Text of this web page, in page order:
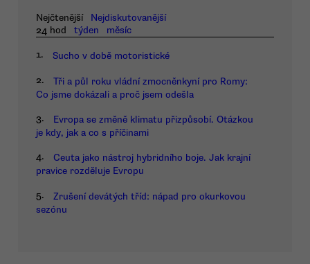
Nejčtenější
Nejdiskutovanější
24 hod
týden měsíc
1. Sucho v době motoristické
2.
Tři a půl roku vládní zmocněnkyní pro Romy:
Co jsme dokázali a proč jsem odešla
3.
Evropa se změně klimatu přizpůsobí. Otázkou
je kdy, jak a co s příčinami
4.
Ceuta jako nástroj hybridního boje. Jak krajní
pravice rozděluje Evropu
5.
Zrušení devátých tříd: nápad pro okurkovou
sezónu